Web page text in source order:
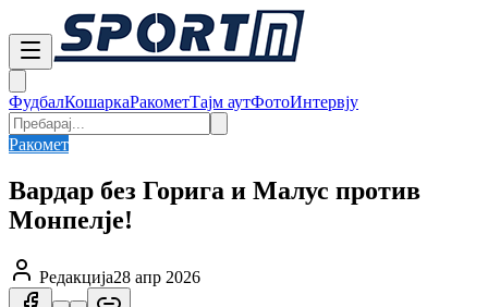
ФудбалКошаркаРакометТајм аутФотоИнтервју
Ракомет
Вардар без Горига и Малус против
Монпелје!
Редакција28 апр 2026